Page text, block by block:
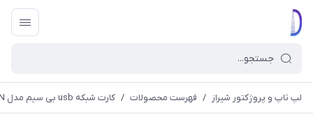
لپ تاپ و پروژکتور شیراز / فهرست محصولات / کارت شبکه usb بی سیم مدل 802.11N